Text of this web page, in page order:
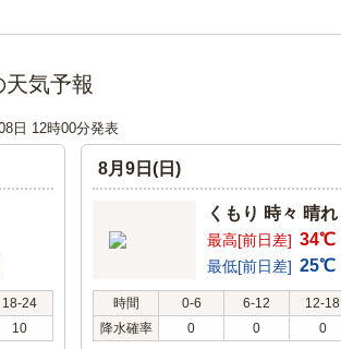
気予報
日 12時00分発表
18-24
10
8月9日(日)
くもり 時々 晴れ
最高[前日差] 34℃
最低[前日差] 25℃
時間 0-6 6-12 12-18
降水確率
0 0 0